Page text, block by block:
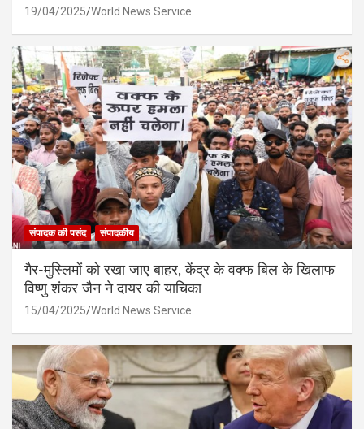
19/04/2025 World News Service
संपादक की पसंद संपादकीय
गैर-मुस्लिमों को रखा जाए बाहर, केंद्र के वक्फ बिल के खिलाफ
विष्णु शंकर जैन ने दायर की याचिका
15/04/2025 World News Service